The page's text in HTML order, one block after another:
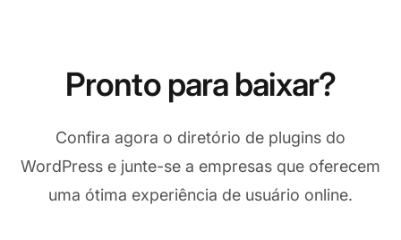
Pronto para baixar?
Confira agora o diretório de plugins do
WordPress e junte-se a empresas que oferecem
uma ótima experiência de usuário online.